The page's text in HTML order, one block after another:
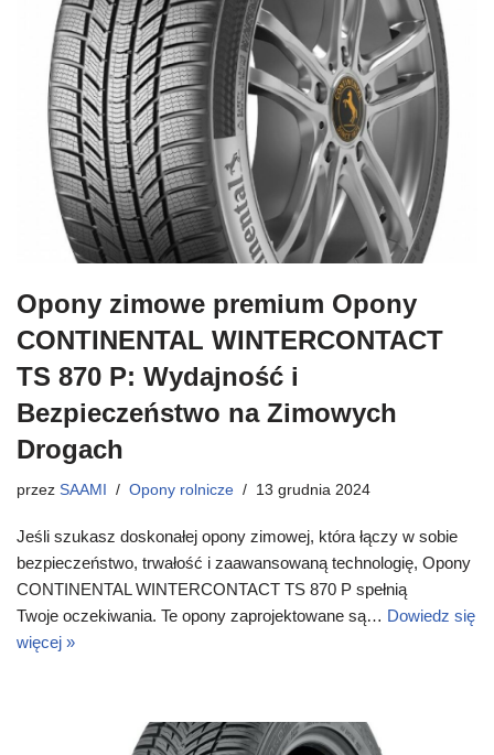
Opony zimowe premium Opony
CONTINENTAL WINTERCONTACT
TS 870 P: Wydajność i
Bezpieczeństwo na Zimowych
Drogach
przez SAAMI Opony rolnicze 13 grudnia 2024
Jeśli szukasz doskonałej opony zimowej, która łączy w sobie
bezpieczeństwo, trwałość i zaawansowaną technologię, Opony
CONTINENTAL WINTERCONTACT TS 870 P spełnią
Twoje oczekiwania. Te opony zaprojektowane są… Dowiedz się
więcej »